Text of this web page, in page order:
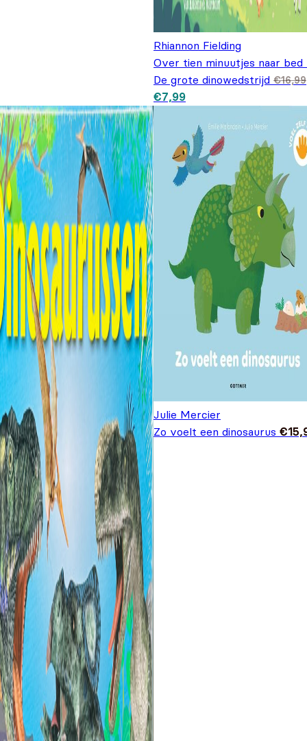
Rhiannon Fielding
Over tien minuutjes naar bed
De grote dinowedstrijd €16,99
Oorspronkelijke prijs was:
€16,99.
€7,99Huidige prijs is: €7,99.
Julie Mercier
Zo voelt een dinosaurus €